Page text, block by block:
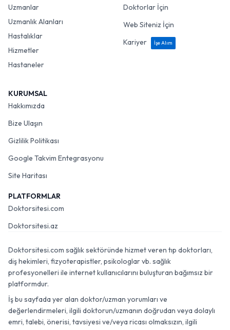
Uzmanlar
Uzmanlık Alanları
Hastalıklar
Hizmetler
Hastaneler
Doktorlar İçin
Web Siteniz İçin
Kariyer
İşe Alım
KURUMSAL
Hakkımızda
Bize Ulaşın
Gizlilik Politikası
Google Takvim Entegrasyonu
Site Haritası
PLATFORMLAR
Doktorsitesi.com
Doktorsitesi.az
Doktorsitesi.com sağlık sektöründe hizmet veren tıp doktorları,
diş hekimleri, fizyoterapistler, psikologlar vb. sağlık
profesyonelleri ile internet kullanıcılarını buluşturan bağımsız bir
platformdur.
İş bu sayfada yer alan doktor/uzman yorumları ve
değerlendirmeleri, ilgili doktorun/uzmanın doğrudan veya dolaylı
emri, talebi, önerisi, tavsiyesi ve/veya ricası olmaksızın, ilgili